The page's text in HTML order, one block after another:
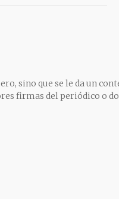
sino que se le da un
firmas del periódico o